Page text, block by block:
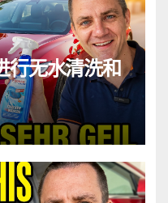
行无水清洗和